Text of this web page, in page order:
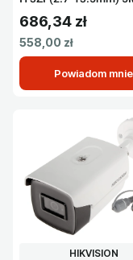
Hikvision
Cena brutto
686,34 zł
Cena netto
558,00 zł
Powiadom mnie
PRODUCENT
HIKVISION